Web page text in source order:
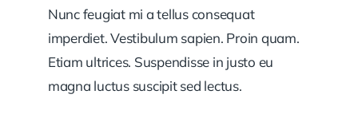
Nunc feugiat mi a tellus consequat
imperdiet. Vestibulum sapien. Proin quam.
Etiam ultrices. Suspendisse in justo eu
magna luctus suscipit sed lectus.